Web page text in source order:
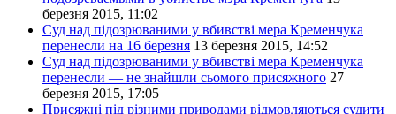
березня 2015, 11:02
Суд над підозрюваними у вбивстві мера Кременчука
перенесли на 16 березня 13 березня 2015, 14:52
Суд над підозрюваними у вбивстві мера Кременчука
перенесли — не знайшли сьомого присяжного 27
березня 2015, 17:05
Присяжні під різними приводами відмовляються судити